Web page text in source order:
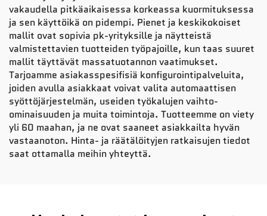
vakaudella pitkäaikaisessa korkeassa kuormituksessa
ja sen käyttöikä on pidempi. Pienet ja keskikokoiset
mallit ovat sopivia pk-yrityksille ja näytteistä
valmistettavien tuotteiden työpajoille, kun taas suuret
mallit täyttävät massatuotannon vaatimukset.
Tarjoamme asiakasspesifisiä konfigurointipalveluita,
joiden avulla asiakkaat voivat valita automaattisen
syöttöjärjestelmän, useiden työkalujen vaihto-
ominaisuuden ja muita toimintoja. Tuotteemme on viety
yli 60 maahan, ja ne ovat saaneet asiakkailta hyvän
vastaanoton. Hinta- ja räätälöityjen ratkaisujen tiedot
saat ottamalla meihin yhteyttä.